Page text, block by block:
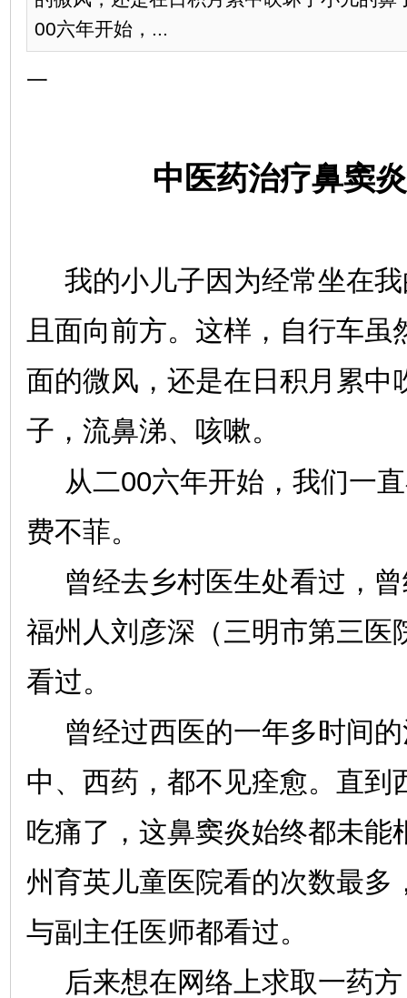
00六年开始，...
一
中医药治疗鼻窦
我的小儿子因为经常坐在
且面向前方。这样，自行车虽
面的微风，还是在日积月累中
子，流鼻涕、咳嗽。
从二00六年开始，我们一
费不菲。
曾经去乡村医生处看过，
福州人刘彦深（三明市第三医
看过。
曾经过西医的一年多时间
中、西药，都不见痊愈。直到
吃痛了，这鼻窦炎始终都未能
州育英儿童医院看的次数最多
与副主任医师都看过。
后来想在网络上求取一药